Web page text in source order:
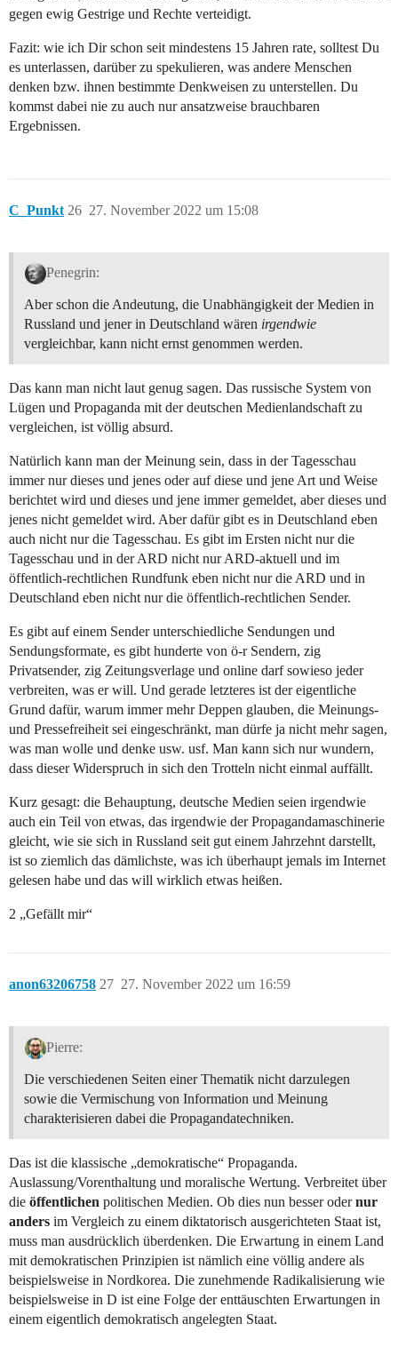
gegen ewig Gestrige und Rechte verteidigt.
Fazit: wie ich Dir schon seit mindestens 15 Jahren rate, solltest Du
es unterlassen, darüber zu spekulieren, was andere Menschen
denken bzw. ihnen bestimmte Denkweisen zu unterstellen. Du
kommst dabei nie zu auch nur ansatzweise brauchbaren
Ergebnissen.
C_Punkt 27. November 2022 um 15:08
26
Penegrin:
Aber schon die Andeutung, die Unabhängigkeit der Medien in
Russland und jener in Deutschland wären irgendwie
vergleichbar, kann nicht ernst genommen werden.
Das kann man nicht laut genug sagen. Das russische System von
Lügen und Propaganda mit der deutschen Medienlandschaft zu
vergleichen, ist völlig absurd.
Natürlich kann man der Meinung sein, dass in der Tagesschau
immer nur dieses und jenes oder auf diese und jene Art und Weise
berichtet wird und dieses und jene immer gemeldet, aber dieses und
jenes nicht gemeldet wird. Aber dafür gibt es in Deutschland eben
auch nicht nur die Tagesschau. Es gibt im Ersten nicht nur die
Tagesschau und in der ARD nicht nur ARD-aktuell und im
öffentlich-rechtlichen Rundfunk eben nicht nur die ARD und in
Deutschland eben nicht nur die öffentlich-rechtlichen Sender.
Es gibt auf einem Sender unterschiedliche Sendungen und
Sendungsformate, es gibt hunderte von ö-r Sendern, zig
Privatsender, zig Zeitungsverlage und online darf sowieso jeder
verbreiten, was er will. Und gerade letzteres ist der eigentliche
Grund dafür, warum immer mehr Deppen glauben, die Meinungs-
und Pressefreiheit sei eingeschränkt, man dürfe ja nicht mehr sagen,
was man wolle und denke usw. usf. Man kann sich nur wundern,
dass dieser Widerspruch in sich den Trotteln nicht einmal auffällt.
Kurz gesagt: die Behauptung, deutsche Medien seien irgendwie
auch ein Teil von etwas, das irgendwie der Propagandamaschinerie
gleicht, wie sie sich in Russland seit gut einem Jahrzehnt darstellt,
ist so ziemlich das dämlichste, was ich überhaupt jemals im Internet
gelesen habe und das will wirklich etwas heißen.
2 „Gefällt mir“
anon63206758 27. November 2022 um 16:59
27
Pierre:
Die verschiedenen Seiten einer Thematik nicht darzulegen
sowie die Vermischung von Information und Meinung
charakterisieren dabei die Propagandatechniken.
Das ist die klassische „demokratische“ Propaganda.
Auslassung/Vorenthaltung und moralische Wertung. Verbreitet über
die öffentlichen politischen Medien. Ob dies nun besser odernur
anders im Vergleich zu einem diktatorisch ausgerichteten Staat ist,
muss man ausdrücklich überdenken. Die Erwartung in einem Land
mit demokratischen Prinzipien ist nämlich eine völlig andere als
beispielsweise in Nordkorea. Die zunehmende Radikalisierung wie
beispielsweise in D ist eine Folge der enttäuschten Erwartungen in
einem eigentlich demokratisch angelegten Staat.